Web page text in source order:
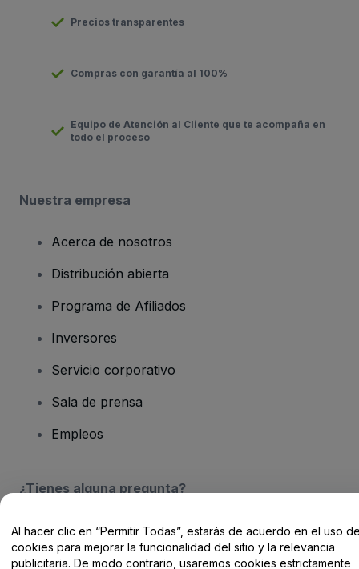
Precios transparentes
Compras con garantía al 100%
Equipo de Atención al Cliente que te acompaña en
todo el proceso
Nuestra empresa
Acerca de nosotros
Distribución abierta
Programa de Afiliados
Inversores
Servicio corporativo
Sala de prensa
Empleos
¿Tienes alguna pregunta?
Centro de Ayuda / Contacto
Al hacer clic en “Permitir Todas”, estarás de acuerdo en el uso
cookies para mejorar la funcionalidad del sitio y la relevancia
publicitaria. De modo contrario, usaremos cookies estrictamente